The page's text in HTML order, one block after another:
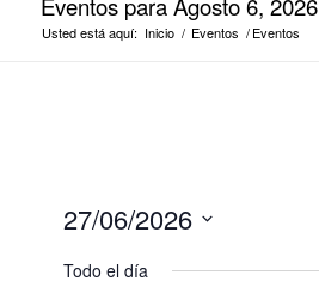
Usted está aquí: Inicio / Eventos / Eventos
27/06/2026
de
Todo el día